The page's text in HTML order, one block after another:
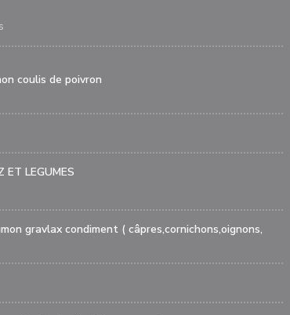
coulis de poivron
ET LEGUMES
gravlax condiment ( câpres,cornichons,oignons,